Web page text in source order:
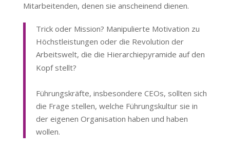
Mitarbeitenden, denen sie anscheinend dienen.
Trick oder Mission? Manipulierte Motivation zu
Höchstleistungen oder die Revolution der
Arbeitswelt, die die Hierarchiepyramide auf den
Kopf stellt?
Führungskräfte, insbesondere CEOs, sollten sich
die Frage stellen, welche Führungskultur sie in
der eigenen Organisation haben und haben
wollen.